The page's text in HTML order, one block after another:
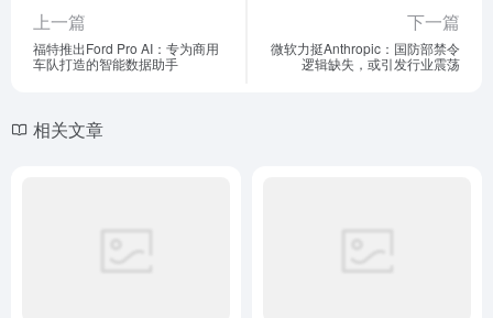
上一篇
福特推出Ford Pro AI：专为商用
车队打造的智能数据助手
下一篇
微软力挺Anthropic：国防部禁令
逻辑缺失，或引发行业震荡
相关文章